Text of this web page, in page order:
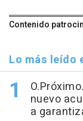
Contenido
Lo más leído
nuevo
a